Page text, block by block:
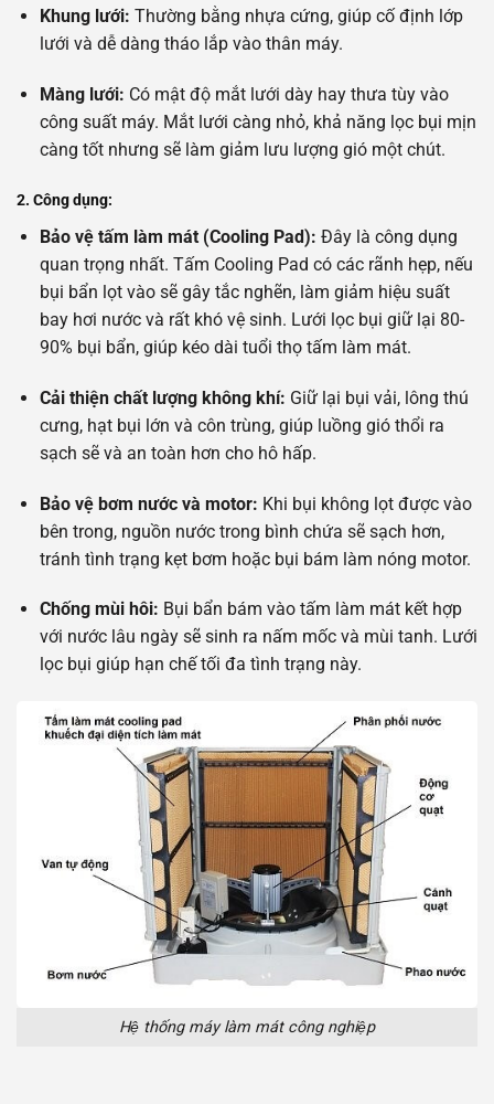
Khung lưới: Thường bằng nhựa cứng, giúp cố định lớp
lưới và dễ dàng tháo lắp vào thân máy.
Màng lưới: Có mật độ mắt lưới dày hay thưa tùy vào
công suất máy. Mắt lưới càng nhỏ, khả năng lọc bụi mịn
càng tốt nhưng sẽ làm giảm lưu lượng gió một chút.
2. Công dụng:
Bảo vệ tấm làm mát (Cooling Pad): Đây là công dụng
quan trọng nhất. Tấm Cooling Pad có các rãnh hẹp, nếu
bụi bẩn lọt vào sẽ gây tắc nghẽn, làm giảm hiệu suất
bay hơi nước và rất khó vệ sinh. Lưới lọc bụi giữ lại 80-
90% bụi bẩn, giúp kéo dài tuổi thọ tấm làm mát.
Cải thiện chất lượng không khí: Giữ lại bụi vải, lông thú
cưng, hạt bụi lớn và côn trùng, giúp luồng gió thổi ra
sạch sẽ và an toàn hơn cho hô hấp.
Bảo vệ bơm nước và motor: Khi bụi không lọt được vào
bên trong, nguồn nước trong bình chứa sẽ sạch hơn,
tránh tình trạng kẹt bơm hoặc bụi bám làm nóng motor.
Chống mùi hôi: Bụi bẩn bám vào tấm làm mát kết hợp
với nước lâu ngày sẽ sinh ra nấm mốc và mùi tanh. Lưới
lọc bụi giúp hạn chế tối đa tình trạng này.
Hệ thống máy làm mát công nghiệp